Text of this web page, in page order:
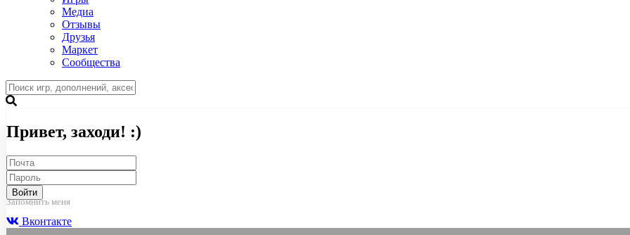
Медиа
Отзывы
Друзья
Маркет
Сообщества
Привет, заходи! :)
Войти
Запомнить меня
Вконтакте